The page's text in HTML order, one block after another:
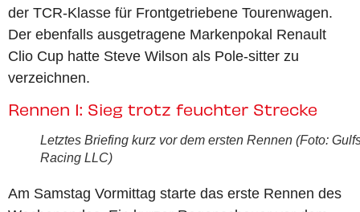
der TCR-Klasse für Frontgetriebene Tourenwagen.
Der ebenfalls ausgetragene Markenpokal Renault
Clio Cup hatte Steve Wilson als Pole-sitter zu
verzeichnen.
Rennen 1: Sieg trotz feuchter Strecke
Letztes Briefing kurz vor dem ersten Rennen (Foto:
Racing LLC)
Am Samstag Vormittag starte das erste Rennen des